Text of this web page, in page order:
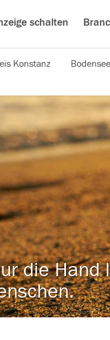
schalten
Konstanz
die Hand